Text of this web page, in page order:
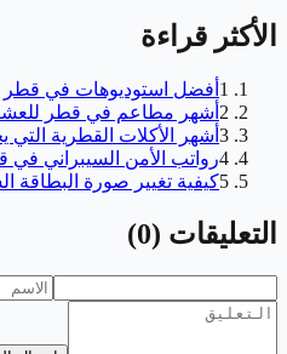
الأكثر قراءة
1 أفضل استوديوهات في قطر
2 أشهر مطاعم في قطر
3 أشهر الأكلات القطرية
4رواتب الأمن السيبراني في قطر
5كيفية تغيير صورة البطاقة
التعليقات (
0
)